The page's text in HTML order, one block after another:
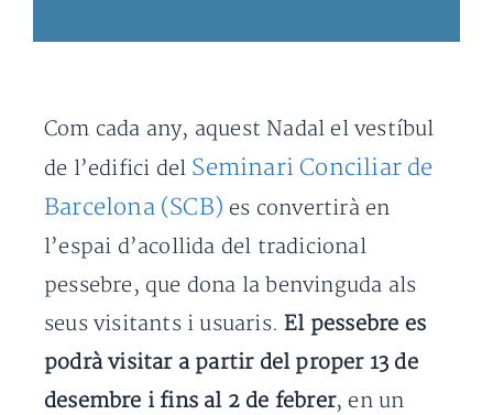
Com cada any, aquest Nadal el vestíbul
de l’edifici del Seminari Conciliar de
Barcelona (SCB) es convertirà en
l’espai d’acollida del tradicional
pessebre, que dona la benvinguda als
seus visitants i usuaris.El pessebre es
podrà visitar a partir del proper 13 de
desembre i fins al 2 de febrer, en un